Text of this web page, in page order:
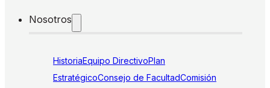
Nosotros
HistoriaEquipo DirectivoPlan
EstratégicoConsejo de FacultadComisión